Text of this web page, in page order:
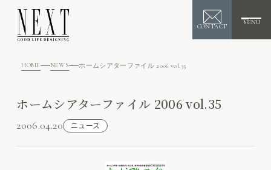
CONTACT
MENU
HOME NEWS ホームシアターファイル 2006 vol.35
ホームシアターファイル 2006 vol.35
2006.04.20 ニュース